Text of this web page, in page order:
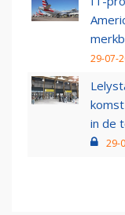
29-07-
in de
29-